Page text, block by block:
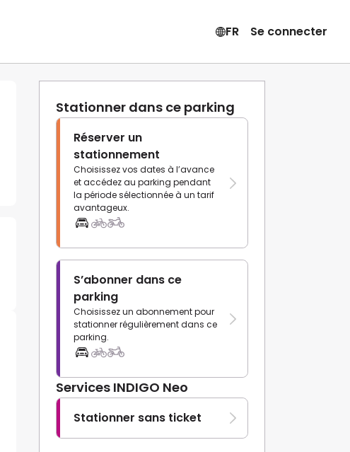
FR Se connecter
Stationner dans ce parking
Réserver un
stationnement
Choisissez vos dates à l’avance
et accédez au parking pendant
la période sélectionnée à un tarif
avantageux.
S’abonner dans ce
parking
Choisissez un abonnement pour
stationner régulièrement dans ce
parking.
Services INDIGO Neo
Stationner sans ticket